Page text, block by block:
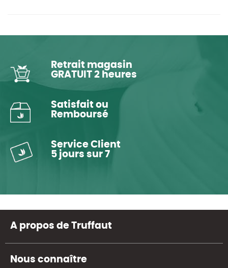
Retrait magasin
GRATUIT 2 heures
Satisfait ou
Remboursé
Service Client
5 jours sur 7
A propos de Truffaut
Nous connaître